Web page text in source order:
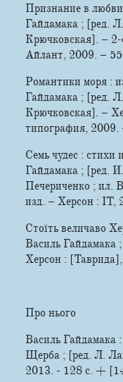
Признание в
Гайдамака ; [ред.
Крючковская]. – 2-
Айлант, 2009. – 55
Романтики моря :
Гайдамака ; [ред.
Крючковская]. –
типография, 2009.
Семь чудес : стихи
Гайдамака ; [ред.
Печериченко ; ил.
изд. – Херсон : IT,
Стоїть величаво
Василь Гайдамака
Херсон :
Про нього
Василь Гайдамака :
Щерба ; [ред. Л.
2013. - 128 с. +